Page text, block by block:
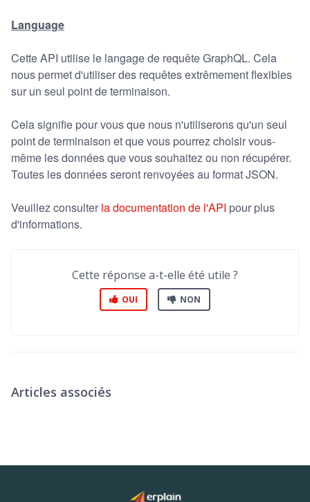
Language
Cette API utilise le langage de requête GraphQL. Cela
nous permet d'utiliser des requêtes extrêmement flexibles
sur un seul point de terminaison.
Cela signifie pour vous que nous n'utiliserons qu'un seul
point de terminaison et que vous pourrez choisir vous-
même les données que vous souhaitez ou non récupérer.
Toutes les données seront renvoyées au format JSON.
Veuillez consulter la documentation de l'API pour plus
d'informations.
Cette réponse a-t-elle été utile ?
OUI NON
Articles associés